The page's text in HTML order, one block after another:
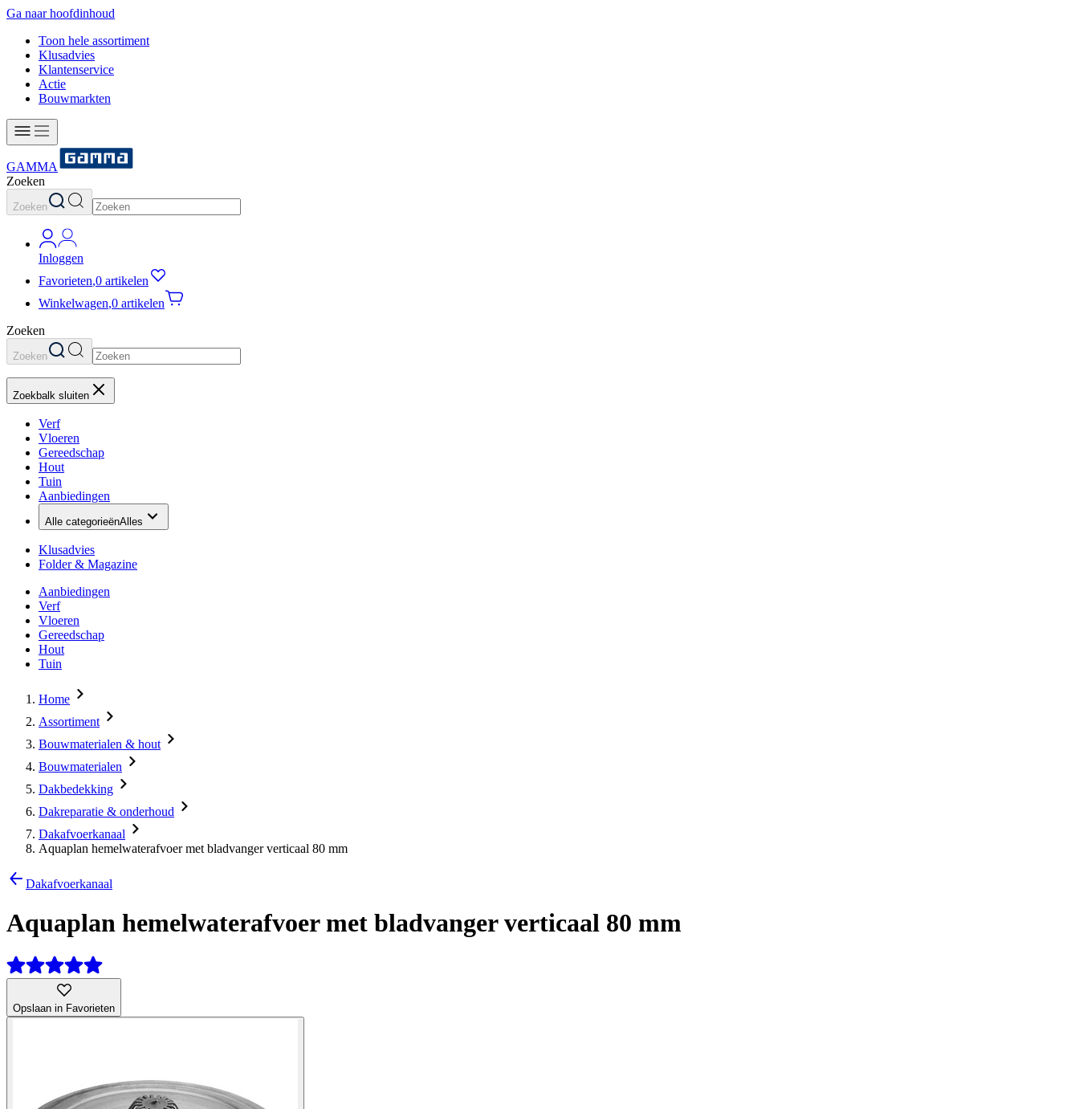
Ga naar hoofdinhoud
Toon hele assortiment
Klusadvies
Klantenservice
Actie
Bouwmarkten
GAMMA
Zoeken
Zoeken
Inloggen
Favorieten,0 artikelen
Winkelwagen,0 artikelen
Zoeken
Zoeken
Zoekbalk sluiten
Verf
Vloeren
Gereedschap
Hout
Tuin
Aanbiedingen
Alle categorieënAlles
Klusadvies
Folder & Magazine
Aanbiedingen
Verf
Vloeren
Gereedschap
Hout
Tuin
Home
Assortiment
Bouwmaterialen & hout
Bouwmaterialen
Dakbedekking
Dakreparatie & onderhoud
Dakafvoerkanaal
Aquaplan hemelwaterafvoer met bladvanger verticaal 80 mm
Dakafvoerkanaal
Aquaplan hemelwaterafvoer met bladvanger verticaal 80 mm
Opslaan in Favorieten